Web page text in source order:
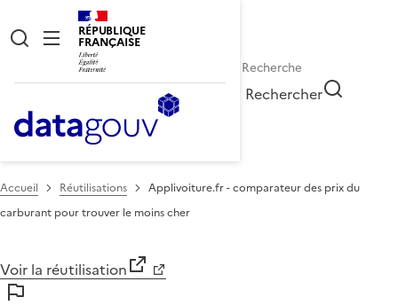
RÉPUBLIQUE
FRANÇAISE
Rechercher
Accueil Réutilisations
Applivoiture.fr - comparateur des prix du
carburant pour trouver le moins cher
Voir la réutilisation